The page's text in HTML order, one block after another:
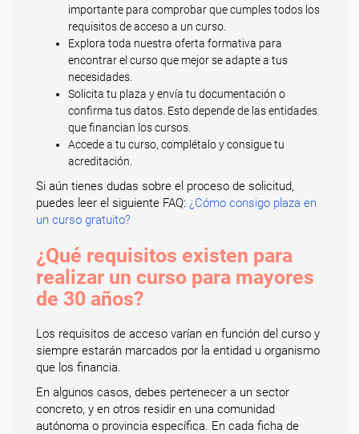
importante para comprobar que cumples todos los
requisitos de acceso a un curso.
Explora toda nuestra oferta formativa para
encontrar el curso que mejor se adapte a tus
necesidades.
Solicita tu plaza y envía tu documentación o
confirma tus datos. Esto depende de las entidades
que financian los cursos.
Accede a tu curso, complétalo y consigue tu
acreditación.
Si aún tienes dudas sobre el proceso de solicitud,
puedes leer el siguiente FAQ: ¿Cómo consigo plaza en
un curso gratuito?
¿Qué requisitos existen para
realizar un curso para mayores
de 30 años?
Los requisitos de acceso varían en función del curso y
siempre estarán marcados por la entidad u organismo
que los financia.
En algunos casos, debes pertenecer a un sector
concreto, y en otros residir en una comunidad
autónoma o provincia específica. En cada ficha de